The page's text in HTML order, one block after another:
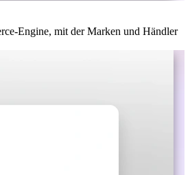
Engine, mit der Marken und Händler